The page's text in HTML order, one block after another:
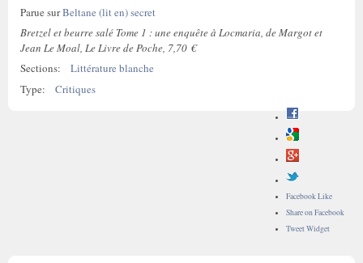
Parue surBeltane (lit en) secret
Bretzel et beurre salé Tome 1 : une enquête à Locmaria, de Margot et
Jean Le Moal, Le Livre de Poche, 7,70 €
Sections:
Littérature blanche
Type:
Critiques
Facebook Like
Share on Facebook
Tweet Widget